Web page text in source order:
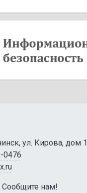
ул. Кирова, дом 1
0476
нам!